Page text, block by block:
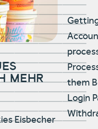
mehr
Eisbecher
them
Login